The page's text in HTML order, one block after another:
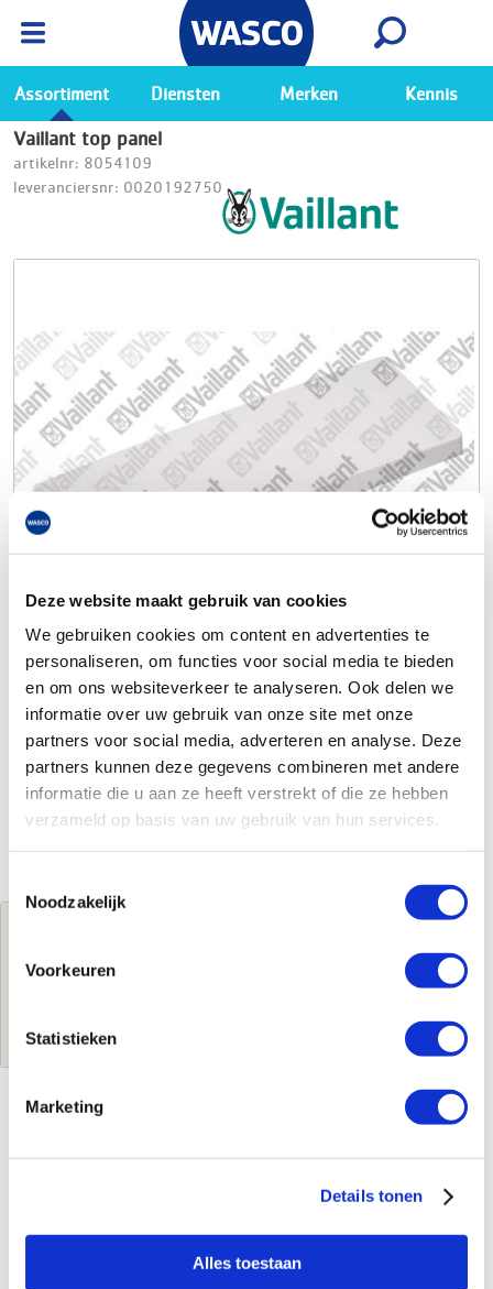
Deze website maakt gebruik van cookies
We gebruiken cookies om content en advertenties te
personaliseren, om functies voor social media te bieden
en om ons websiteverkeer te analyseren. Ook delen we
informatie over uw gebruik van onze site met onze
partners voor social media, adverteren en analyse. Deze
partners kunnen deze gegevens combineren met andere
informatie die u aan ze heeft verstrekt of die ze hebben
verzameld op basis van uw gebruik van hun services.
Noodzakelijk
Voorkeuren
Statistieken
Marketing
Details tonen
Alles toestaan
Ga naar de Wasco app
Bekijk
Assortiment Diensten Merken Kennis
Vaillant top panel
artikelnr: 8054109
leveranciersnr: 0020192750
€470,00per stuk
EAN-Code
4024074731680